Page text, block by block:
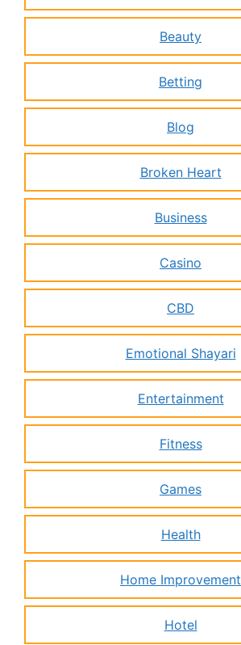
Beauty
Betting
Blog
Broken Heart
Business
Casino
CBD
Emotional Shayari
Entertainment
Fitness
Games
Health
Home Improvement
Hotel